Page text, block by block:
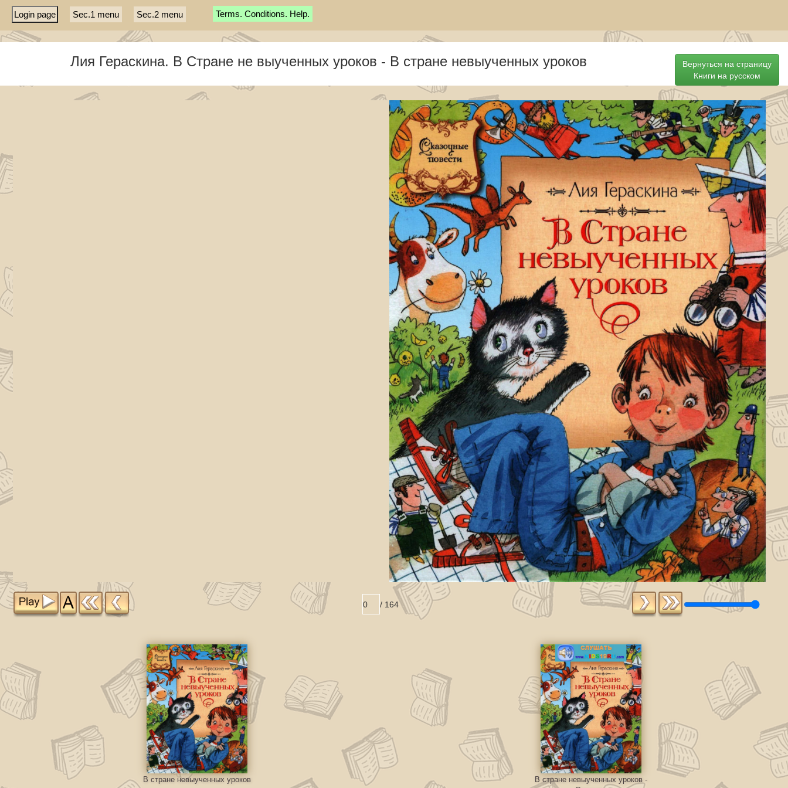
Login page Sec.1 menu Sec.2 menu Terms. Conditions. Help.
Лия Гераскина. В Стране не выученных уроков - В стране невыученных уроков
Вернуться на страницу
Книги на русском
/ 164
В стране невыученных уроков
В стране невыученных уроков -